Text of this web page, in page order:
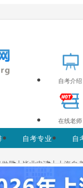
生提供上海自考信息服务
自考介绍
在线老师
自考专业 自
题 | 毕业申请 | 上海自